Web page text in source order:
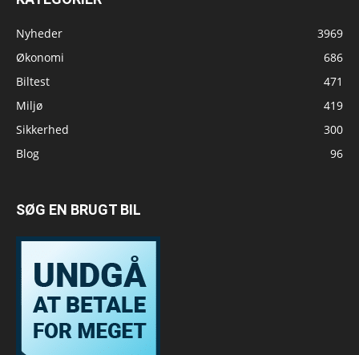
Nyheder
3969
Økonomi
686
Biltest
471
Miljø
419
Sikkerhed
300
Blog
96
SØG EN BRUGT BIL